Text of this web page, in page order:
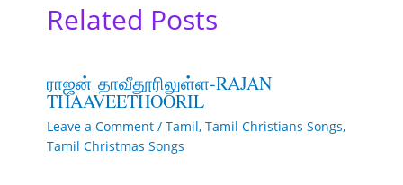
Related Posts
ராஜன் தாவீதூரிலுள்ள-RAJAN
THAAVEETHOORIL
Leave a Comment / Tamil, Tamil Christians Songs,
Tamil Christmas Songs